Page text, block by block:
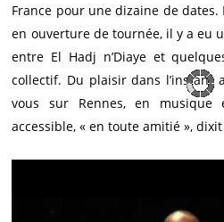
France pour une dizaine de dates.
en ouverture de tournée, il y a eu
entre El Hadj n’Diaye et
collectif. Du plaisir dans l’instant
vous sur Rennes, en
accessible, « en toute amitié »,